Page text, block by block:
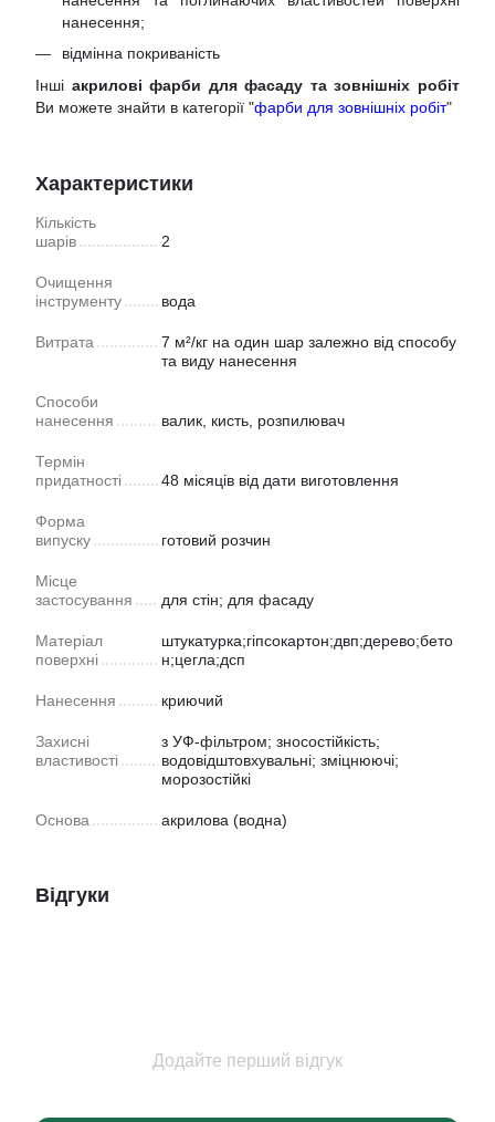
нанесення;
відмінна покриваність
Інші акрилові фарби для фасаду та зовнішніх робіт
Ви можете знайти в категорії "фарби для зовнішніх робіт"
Характеристики
Кількість
шарів
2
Очищення
інструменту
вода
Витрата
7 м²/кг на один шар залежно від способу
та виду нанесення
Способи
нанесення
валик, кисть, розпилювач
Термін
придатності
48 місяців від дати виготовлення
Форма
випуску
готовий розчин
Місце
застосування
для стін; для фасаду
Матеріал
поверхні
штукатурка;гіпсокартон;двп;дерево;бето
н;цегла;дсп
Нанесення криючий
Захисні
властивості
з УФ-фільтром; зносостійкість;
водовідштовхувальні; зміцнюючі;
морозостійкі
Основа акрилова (водна)
Відгуки
Додайте перший відгук